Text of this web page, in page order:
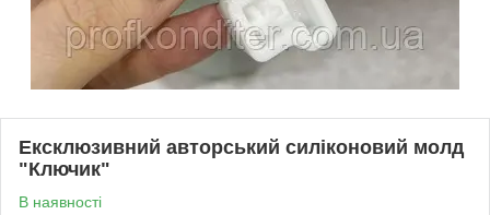
Ексклюзивний авторський силіконовий молд
"Ключик"
В наявності